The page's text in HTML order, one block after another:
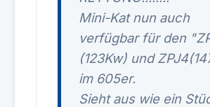
Mini-Kat nun auch
verfügbar für den
(123Kw) und
im 605er.
Sieht aus wie ein